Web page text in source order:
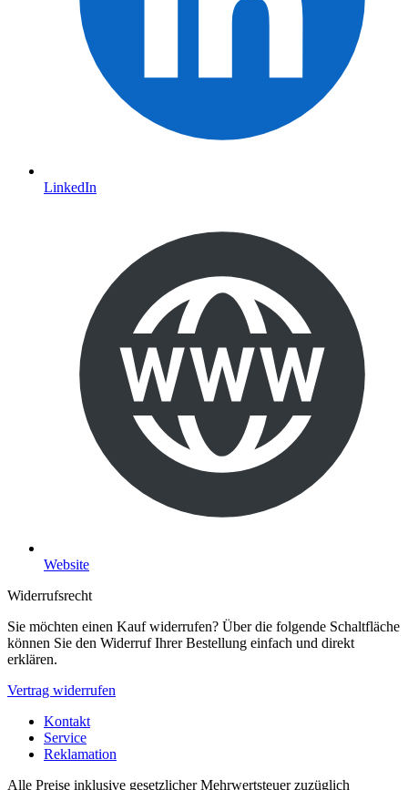
LinkedIn
Website
Widerrufsrecht
Sie möchten einen Kauf widerrufen? Über die folgende Schaltfläche
können Sie den Widerruf Ihrer Bestellung einfach und direkt
erklären.
Vertrag widerrufen
Kontakt
Service
Reklamation
Alle Preise inklusive gesetzlicher Mehrwertsteuer zuzüglich